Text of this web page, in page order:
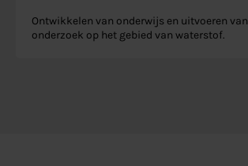
Ontwikkelen van onderwijs en uitvoeren van
onderzoek op het gebied van waterstof.